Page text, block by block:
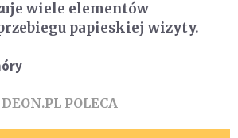
wiele elementów
papieskiej wizyty.
DEON.PL POLECA